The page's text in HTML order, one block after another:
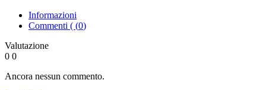
Informazioni
Commenti ( (0)
Valutazione
0 0
Ancora nessun commento.